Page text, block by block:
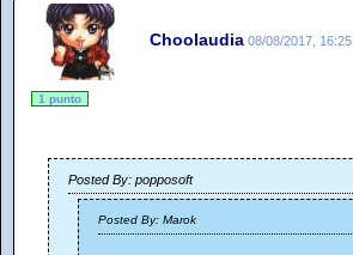
Choolaudia 08/08/2017, 16:25
1 punto
Posted By: popposoft
Posted By: Marok